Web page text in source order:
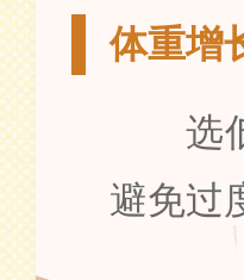
体重增
选
避免过